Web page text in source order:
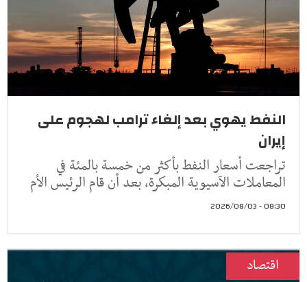
النفط يهوي بعد إلغاء ترامب لهجوم على
إيران
تراجعت أسعار النفط ​بأكثر من خمسة ‌بالمئة في
المعاملات الآسيوية المبكرة، بعد أن ​قام الرئيس ​الأم
08:30 - 2026/08/03
اقتصاد